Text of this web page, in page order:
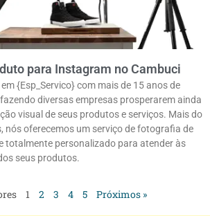
para Instagram no Cambuci
{Esp_Servico} com mais de 15 anos de
diversas empresas prosperarem ainda
visual de seus produtos e serviços. Mais do
nós oferecemos um serviço de fotografia de
totalmente personalizado para atender às
seus produtos.
1 2 3 4 5 Próximos »